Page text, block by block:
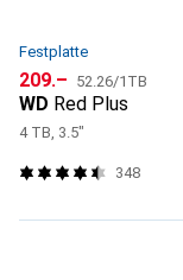
Festplatte
CHF
209.– CHF
52.26/1TB
WD Red Plus
4 TB, 3.5"
348